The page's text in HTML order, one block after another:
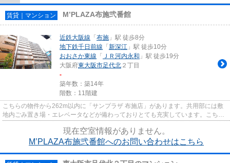
賃貸｜マンション M’PLAZA布施弐番館
近鉄大阪線 「布施 」駅 徒歩8分
地下鉄千日前線 「新深江 」駅 徒歩10分
おおさか東線 「 ＪＲ河内永和 」駅 徒歩19分
大阪府東大阪市足代北 ２丁目
-
築年数：築14年
階数：11階建
こちらの物件から262m以内に「サンプラザ 布施店」があります。共用部には敷
地内ごみ置き場・エレベータなどが備わっておりとても充実しています。こちら
の物件はマンションです。初期...
現在空室情報がありません。
M’PLAZA布施弐番館へのお問い合わせはこちら